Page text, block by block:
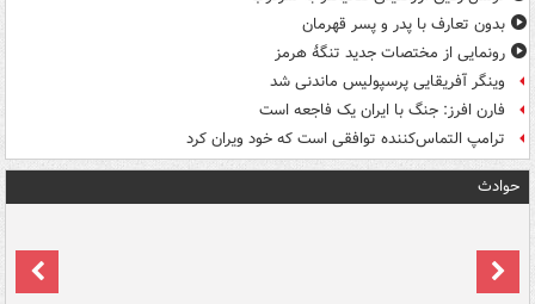
بدون تعارف با پدر و پسر قهرمان
رونمایی از مختصات جدید تنگۀ هرمز
وینگر آفریقایی پرسپولیس ماندنی شد
فارن افرز: جنگ با ایران یک فاجعه است
ترامپ التماس‌کننده توافقی است که خود ویران کرد
حوادث